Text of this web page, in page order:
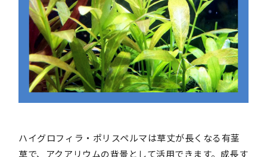
ハイグロフィラ・ポリスペルマは草丈が長くなる有茎
草で、アクアリウムの背景として活用できます。成長す